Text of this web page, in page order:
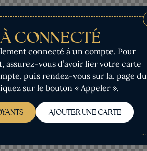
CONNECTÉ
connecté à un compte. Pour
assurez-vous d’avoir lier votre carte
puis rendez-vous sur la. page du
sur le bouton « Appeler ».
AJOUTER UNE CARTE